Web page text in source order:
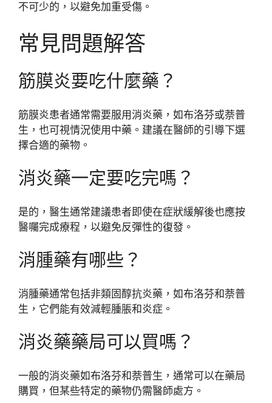
不可少的，以避免加重受傷。
常見問題解答
筋膜炎要吃什麼藥？
筋膜炎患者通常需要服用消炎藥，如布洛芬或萘普
生，也可視情況使用中藥。建議在醫師的引導下選
擇合適的藥物。
消炎藥一定要吃完嗎？
是的，醫生通常建議患者即使在症狀緩解後也應按
醫囑完成療程，以避免反彈性的復發。
消腫藥有哪些？
消腫藥通常包括非類固醇抗炎藥，如布洛芬和萘普
生，它們能有效減輕腫脹和炎症。
消炎藥藥局可以買嗎？
一般的消炎藥如布洛芬和萘普生，通常可以在藥局
購買，但某些特定的藥物仍需醫師處方。